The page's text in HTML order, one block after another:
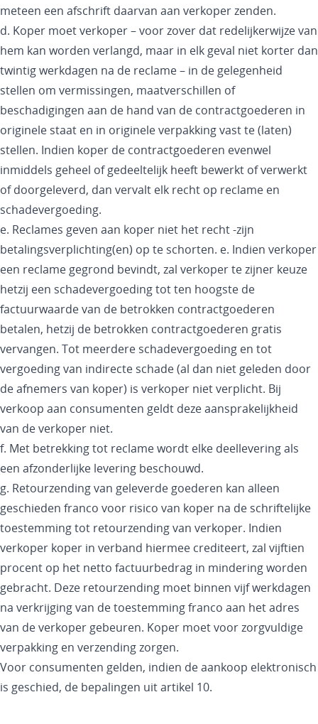
meteen een afschrift daarvan aan verkoper zenden.
d. Koper moet verkoper – voor zover dat redelijkerwijze van
hem kan worden verlangd, maar in elk geval niet korter dan
twintig werkdagen na de reclame – in de gelegenheid
stellen om vermissingen, maatverschillen of
beschadigingen aan de hand van de contractgoederen in
originele staat en in originele verpakking vast te (laten)
stellen. Indien koper de contractgoederen evenwel
inmiddels geheel of gedeeltelijk heeft bewerkt of verwerkt
of doorgeleverd, dan vervalt elk recht op reclame en
schadevergoeding.
e. Reclames geven aan koper niet het recht -zijn
betalingsverplichting(en) op te schorten. e. Indien verkoper
een reclame gegrond bevindt, zal verkoper te zijner keuze
hetzij een schadevergoeding tot ten hoogste de
factuurwaarde van de betrokken contractgoederen
betalen, hetzij de betrokken contractgoederen gratis
vervangen. Tot meerdere schadevergoeding en tot
vergoeding van indirecte schade (al dan niet geleden door
de afnemers van koper) is verkoper niet verplicht. Bij
verkoop aan consumenten geldt deze aansprakelijkheid
van de verkoper niet.
f. Met betrekking tot reclame wordt elke deellevering als
een afzonderlijke levering beschouwd.
g. Retourzending van geleverde goederen kan alleen
geschieden franco voor risico van koper na de schriftelijke
toestemming tot retourzending van verkoper. Indien
verkoper koper in verband hiermee crediteert, zal vijftien
procent op het netto factuurbedrag in mindering worden
gebracht. Deze retourzending moet binnen vijf werkdagen
na verkrijging van de toestemming franco aan het adres
van de verkoper gebeuren. Koper moet voor zorgvuldige
verpakking en verzending zorgen.
Voor consumenten gelden, indien de aankoop elektronisch
is geschied, de bepalingen uit artikel 10.